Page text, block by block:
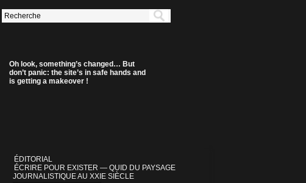
Oh look, something’s changed… But
don’t panic: the site’s in safe hands and
is getting a makeover !
ÉDITORIAL
ÉCRIRE POUR EXISTER — QUID DU PAYSAGE
JOURNALISTIQUE AU XXIE SIÈCLE